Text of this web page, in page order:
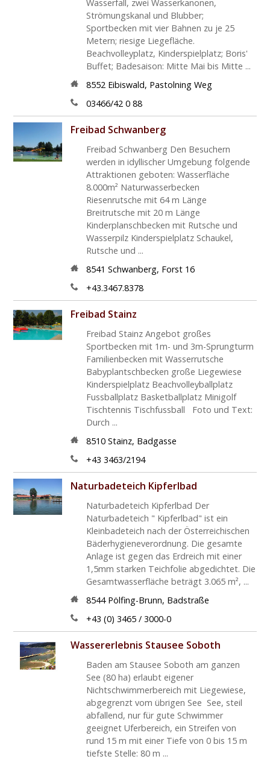
Wasserfall, zwei Wasserkanonen,
Strömungskanal und Blubber;
Sportbecken mit vier Bahnen zu je 25
Metern; riesige Liegefläche.
Beachvolleyplatz, Kinderspielplatz; Boris'
Buffet; Badesaison: Mitte Mai bis Mitte ...
8552 Eibiswald, Pastolning Weg
03466/42 0 88
Freibad Schwanberg
Freibad Schwanberg Den Besuchern
werden in idyllischer Umgebung folgende
Attraktionen geboten: Wasserfläche
8.000m² Naturwasserbecken
Riesenrutsche mit 64 m Länge
Breitrutsche mit 20 m Länge
Kinderplanschbecken mit Rutsche und
Wasserpilz Kinderspielplatz Schaukel,
Rutsche und ...
8541 Schwanberg, Forst 16
+43.3467.8378
Freibad Stainz
Freibad Stainz Angebot großes
Sportbecken mit 1m- und 3m-Sprungturm
Familienbecken mit Wasserrutsche
Babyplantschbecken große Liegewiese
Kinderspielplatz Beachvolleyballplatz
Fussballplatz Basketballplatz Minigolf
Tischtennis Tischfussball Foto und Text:
Durch ...
8510 Stainz, Badgasse
+43 3463/2194
Naturbadeteich Kipferlbad
Naturbadeteich Kipferlbad Der
Naturbadeteich " Kipferlbad" ist ein
Kleinbadeteich nach der Österreichischen
Bäderhygieneverordnung. Die gesamte
Anlage ist gegen das Erdreich mit einer
1,5mm starken Teichfolie abgedichtet. Die
Gesamtwasserfläche beträgt 3.065 m², ...
8544 Pölfing-Brunn, Badstraße
+43 (0) 3465 / 3000-0
Wassererlebnis Stausee Soboth
Baden am Stausee Soboth am ganzen
See (80 ha) erlaubt eigener
Nichtschwimmerbereich mit Liegewiese,
abgegrenzt vom übrigen See See, steil
abfallend, nur für gute Schwimmer
geeignet Uferbereich, ein Streifen von
rund 15 m mit einer Tiefe von 0 bis 15 m
tiefste Stelle: 80 m ...